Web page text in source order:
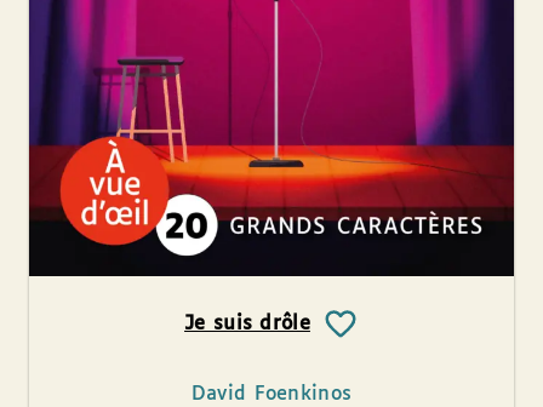
Je suis drôle
David Foenkinos